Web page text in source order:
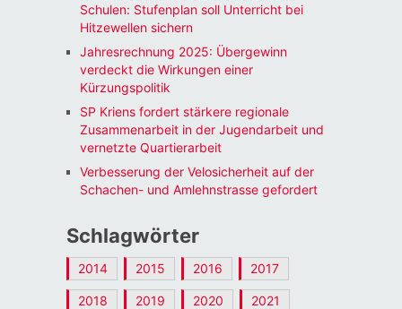
Schulen: Stufenplan soll Unterricht bei
Hitzewellen sichern
Jahresrechnung 2025: Übergewinn
verdeckt die Wirkungen einer
Kürzungspolitik
SP Kriens fordert stärkere regionale
Zusammenarbeit in der Jugendarbeit und
vernetzte Quartierarbeit
Verbesserung der Velosicherheit auf der
Schachen- und Amlehnstrasse gefordert
Schlagwörter
2014 2015 2016 2017
2018 2019 2020 2021